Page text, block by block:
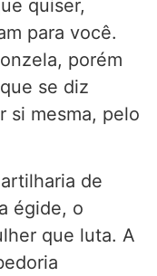
quiser,
para você.
porém
se diz
si mesma, pelo
de
égide, o
que luta. A